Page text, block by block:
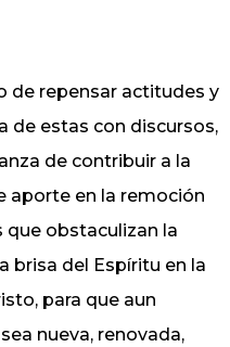
de repensar actitudes y
de estas con discursos,
de contribuir a la
aporte en la remoción
que obstaculizan la
brisa del Espíritu en la
para que aun
nueva, renovada,